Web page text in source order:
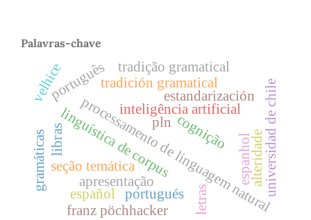
Palavras-chave
linguística de corpus
processamento de linguagem natural
inteligência artificial
letras
apresentação
seção temática
cognição
estandarización
gramáticas universidad de chile
tradición gramatical
portugués
español
tradição gramatical
português
espanhol
franz pöchhacker
libras
pln
velhice
alteridade